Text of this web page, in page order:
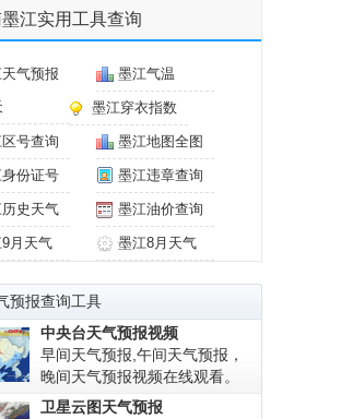
江实用工具查询
气预报
墨江气温
墨江穿衣指数
墨江地图全图
号查询
墨江违章查询
份证号
墨江油价查询
史天气
墨江8月天气
月天气
预报查询工具
中央台天气预报视频
早间天气预报,午间天气预报，
晚间天气预报视频在线观看。
卫星云图天气预报